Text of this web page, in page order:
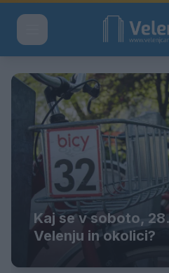
Kaj se v soboto,
Velenju in okolici?